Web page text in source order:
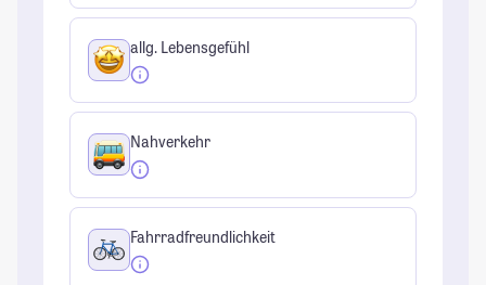
allg. Lebensgefühl
Nahverkehr
Fahrradfreundlichkeit